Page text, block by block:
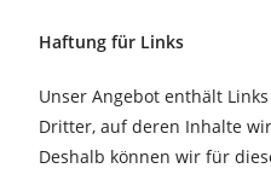
Haftung für Links
Unser Angebot enthält
Dritter, auf deren Inhalte
Deshalb können wir für